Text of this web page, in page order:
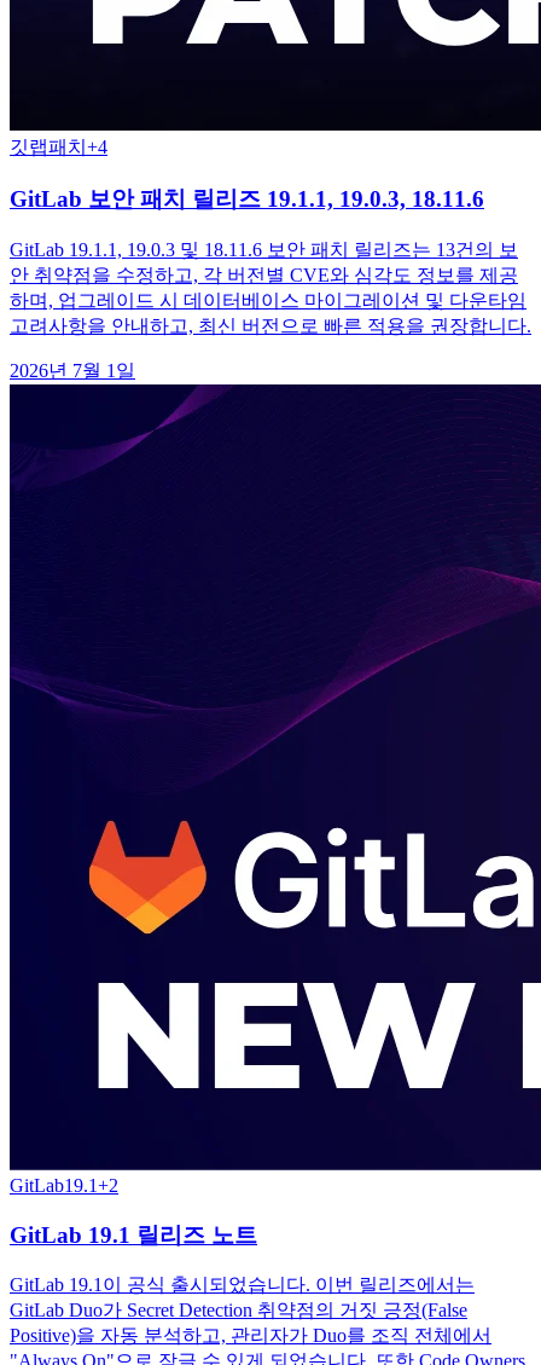
깃랩패치 +4
GitLab 보안 패치 릴리즈 19.1.1, 19.0.3, 18.11.6
GitLab 19.1.1, 19.0.3 및 18.11.6 보안 패치 릴리즈는 13건의 보
안 취약점을 수정하고, 각 버전별 CVE와 심각도 정보를 제공
하며, 업그레이드 시 데이터베이스 마이그레이션 및 다운타임
고려사항을 안내하고, 최신 버전으로 빠른 적용을 권장합니다.
2026년 7월 1일
GitLab19.1+2
GitLab 19.1 릴리즈 노트
GitLab 19.1이 공식 출시되었습니다. 이번 릴리즈에서는
GitLab Duo가 Secret Detection 취약점의 거짓 긍정(False
Positive)을 자동 분석하고, 관리자가 Duo를 조직 전체에서